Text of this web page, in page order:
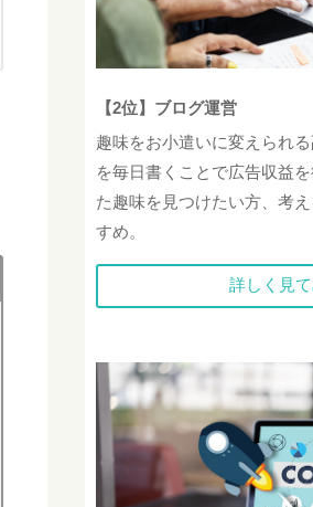
【2位】ブログ運営
趣味をお小遣いに変えられ
を毎日書くことで広告収益
た趣味を見つけたい方、考
すめ。
詳しく見